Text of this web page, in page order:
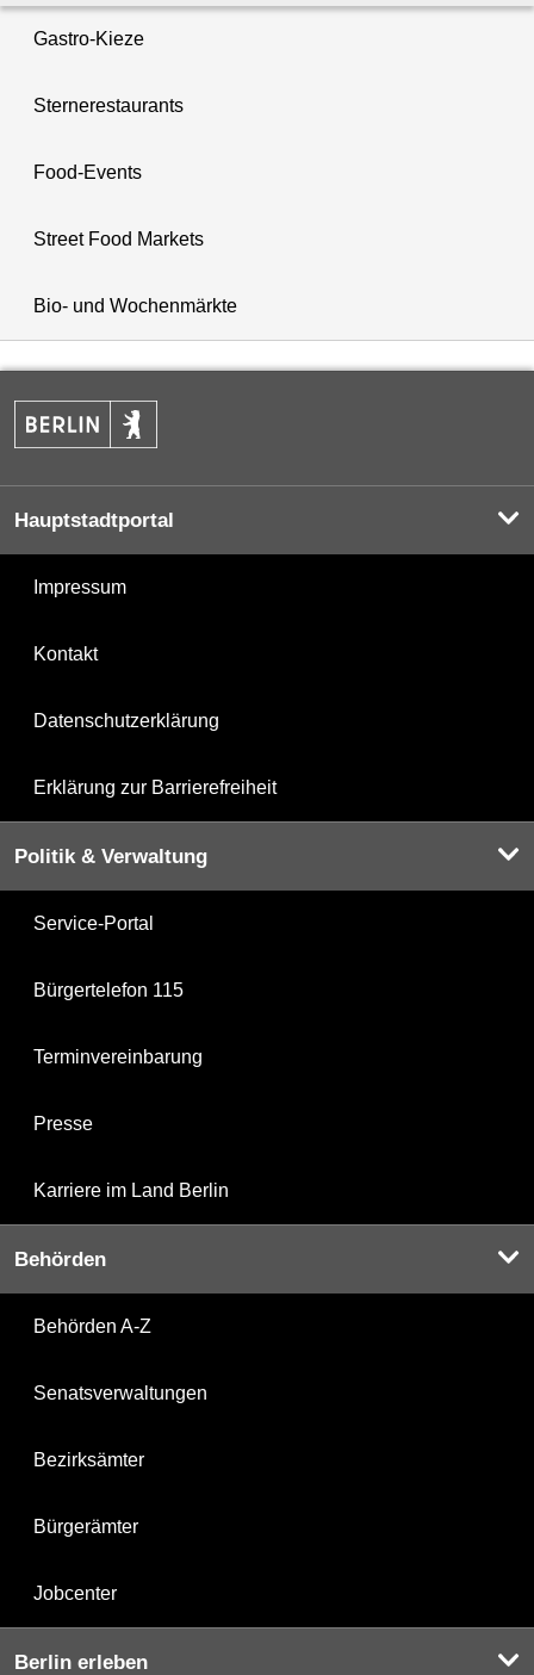
Gastro-Kieze
Sternerestaurants
Food-Events
Street Food Markets
Bio- und Wochenmärkte
Hauptstadtportal
Impressum
Kontakt
Datenschutzerklärung
Erklärung zur Barrierefreiheit
Politik & Verwaltung
Service-Portal
Bürgertelefon 115
Terminvereinbarung
Presse
Karriere im Land Berlin
Behörden
Behörden A-Z
Senatsverwaltungen
Bezirksämter
Bürgerämter
Jobcenter
Berlin erleben